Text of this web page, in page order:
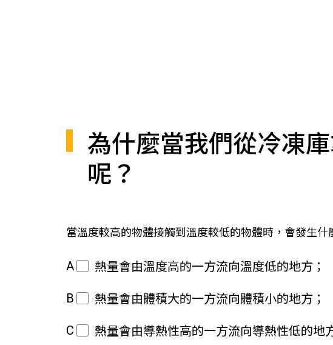
為什麼當我們從冷凍
呢？
當溫度較高的物體接觸到溫度較低的物體時，會發生什
A 熱量會由溫度高的一方流向溫度低的地方；
B 熱量會由體積大的一方流向體積小的地方；
C 熱量會由導熱性高的一方流向導熱性低的地